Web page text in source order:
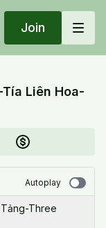
Join
Tía Liên Hoa-
Autoplay
Tảng-Three